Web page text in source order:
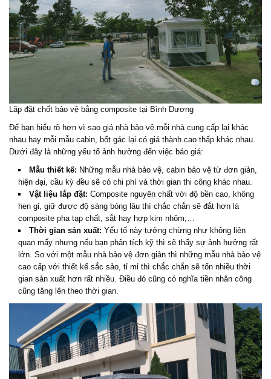
Lăp đặt chốt bảo vệ bằng composite tại Bình Dương
Để bạn hiểu rõ hơn vì sao giá nhà bảo vệ mỗi nhà cung cấp lại khác
nhau hay mỗi mẫu cabin, bốt gác lại có giá thành cao thấp khác nhau.
Dưới đây là những yếu tố ảnh hưởng đến việc báo giá:
Mẫu thiết kế: Những mẫu nhà bảo vệ, cabin bảo vệ từ đơn giản,
hiện đại, cầu kỳ đều sẽ có chi phí và thời gian thi công khác nhau.
Vật liệu lắp đặt: Composite nguyên chất với độ bền cao, không
hen gỉ, giữ được độ sáng bóng lâu thì chắc chắn sẽ đắt hơn là
composite pha tạp chất, sắt hay hợp kim nhôm,…
Thời gian sản xuất: Yếu tố này tưởng chừng như không liên
quan mấy nhưng nếu bạn phân tích kỹ thì sẽ thấy sự ảnh hưởng rất
lớn. So với một mẫu nhà bảo vệ đơn giản thì những mẫu nhà bảo vệ
cao cấp với thiết kế sắc sảo, tỉ mỉ thì chắc chắn sẽ tốn nhiều thời
gian sản xuất hơn rất nhiều. Điều đó cũng có nghĩa tiền nhân công
cũng tăng lên theo thời gian.